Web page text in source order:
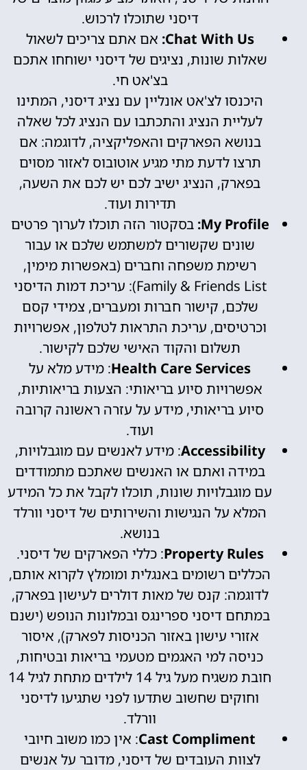
דיסני שתוכלו לרכוש.
Chat With Us: אם אתם צריכים לשאול
שאלות שונות, נציגים של דיסני ישוחחו אתכם
בצ'אט חי.
היכנסו לצ'אט אונליין עם נציג דיסני, המתינו
לעליית הנציג והתכתבו עם הנציג לכל שאלה
בנושא הפארקים והאפליקציה, לדוגמה: אם
תרצו לדעת מתי מגיע אוטובוס לאזור מסוים
בפארק, הנציג ישיב לכם יש לכם את השעה,
תדירות ועוד.
My Profile: בסקטור הזה תוכלו לערוך פרטים
שונים שקשורים למשתמש שלכם או עבור
רשימת משפחה וחברים (באפשרות מימין,
Family & Friends List): עריכת דמות הדיסני
שלכם, קישור חברות ומעברים, צמידי קסם
וכרטיסים, עריכת התראות לטלפון, אפשרויות
תשלום והקוד האישי שלכם לקישור.
Health Care Services: מידע מלא על
אפשרויות סיוע בריאותי: הצעות בריאותיות,
סיוע בריאותי, מידע על עזרה ראשונה קרובה
ועוד.
Accessibility: מידע לאנשים עם מוגבלויות,
במידה ואתם או האנשים שאתכם מתמודדים
עם מוגבלויות שונות, תוכלו לקבל את כל המידע
המלא על הנגישות והשירותים של דיסני וורלד
בנושא.
Property Rules: כללי הפארקים של דיסני.
הכללים רשומים באנגלית ומומלץ לקרוא אותם,
לדוגמה: קנס של מאות דולרים לעישון בפארק,
במתחם דיסני ספרינגס ובמלונות הנופש (ישנם
אזורי עישון באזור הכניסות לפארק), איסור
כניסה למי האגמים מטעמי בריאות ובטיחות,
חובת משגיח מעל גיל 14 לילדים מתחת לגיל 14
וחוקים שחשוב שתדעו לפני שתגיעו לדיסני
וורלד.
Cast Compliment: אין כמו משוב חיובי
לצוות העובדים של דיסני, מדובר על אנשים